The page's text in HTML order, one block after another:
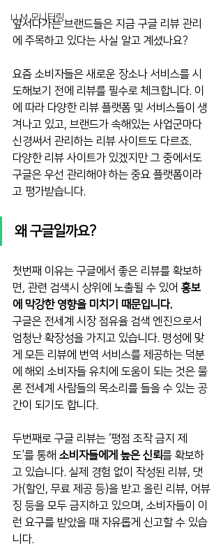
LLM 모니터링
앞서나가는 브랜드들은 지금 구글 리뷰 관리
에 주목하고 있다는 사실 알고 계셨나요?
요즘 소비자들은 새로운 장소나 서비스를 시
도해보기 전에 리뷰를 필수로 체크합니다. 이
에 따라 다양한 리뷰 플랫폼 및 서비스들이 생
겨나고 있고, 브랜드가 속해있는 사업군마다
신경써서 관리하는 리뷰 사이트도 다르죠.
다양한 리뷰 사이트가 있겠지만 그 중에서도
구글은 우선 관리해야 하는 중요 플랫폼이라
고 평가받습니다.
왜 구글일까요?
첫번째 이유는 구글에서 좋은 리뷰를 확보하
면, 관련 검색시 상위에 노출될 수 있어 홍보
에 막강한 영향을 미치기 때문입니다.
구글은 전세계 시장 점유율 검색 엔진으로서
엄청난 확장성을 가지고 있습니다. 명성에 맞
게 모든 리뷰에 번역 서비스를 제공하는 덕분
에 해외 소비자들 유치에 도움이 되는 것은 물
론 전세계 사람들의 목소리를 들을 수 있는 공
간이 되기도 합니다.
두번째로 구글 리뷰는 ‘평점 조작 금지 제
도’를 통해 소비자들에게 높은 신뢰를 확보하
고 있습니다. 실제 경험 없이 작성된 리뷰, 댓
가(할인, 무료 제공 등)을 받고 올린 리뷰, 어뷰
징 등을 모두 금지하고 있으며, 소비자들이 이
런 요구를 받았을 때 자유롭게 신고할 수 있습
니다.